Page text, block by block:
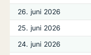
26. juni 2026
25. juni 2026
24. juni 2026